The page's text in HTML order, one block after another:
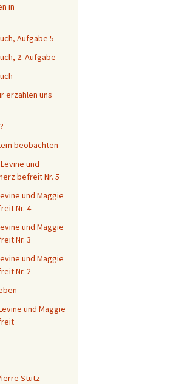
in
Aufgabe 5
2. Aufgabe
erzählen uns
beobachten
und
befreit Nr. 5
und Maggie
Nr. 4
und Maggie
Nr. 3
und Maggie
Nr. 2
und Maggie
Stutz